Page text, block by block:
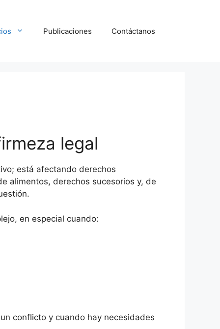
Publicaciones Contáctanos
legal
está afectando derechos
alimentos, derechos sucesorios y, de
en especial cuando:
conflicto y cuando hay necesidades